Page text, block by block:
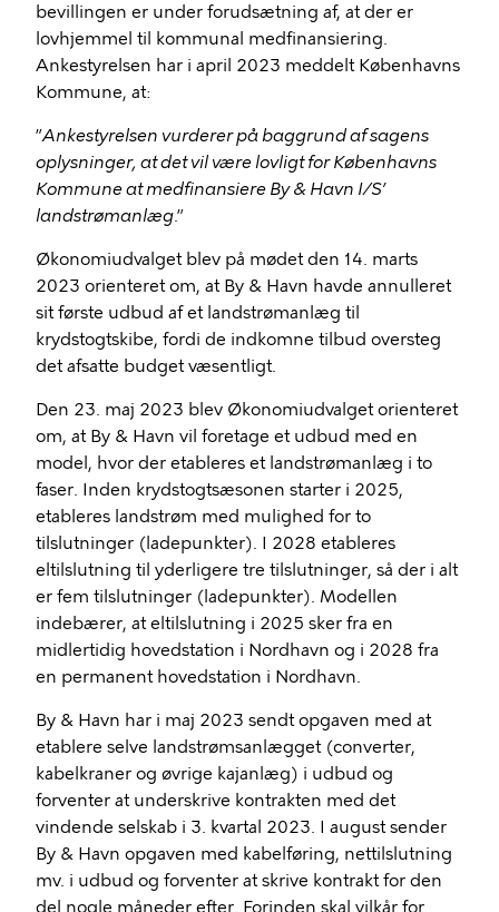
bevillingen er under forudsætning af, at der er
lovhjemmel til kommunal medfinansiering.
Ankestyrelsen har i april 2023 meddelt Københavns
Kommune, at:
”Ankestyrelsen vurderer på baggrund af sagens
oplysninger, at det vil være lovligt for Københavns
Kommune at medfinansiere By & Havn I/S’
landstrømanlæg.”
Økonomiudvalget blev på mødet den 14. marts
2023 orienteret om, at By & Havn havde annulleret
sit første udbud af et landstrømanlæg til
krydstogtskibe, fordi de indkomne tilbud oversteg
det afsatte budget væsentligt.
Den 23. maj 2023 blev Økonomiudvalget orienteret
om, at By & Havn vil foretage et udbud med en
model, hvor der etableres et landstrømanlæg i to
faser. Inden krydstogtsæsonen starter i 2025,
etableres landstrøm med mulighed for to
tilslutninger (ladepunkter). I 2028 etableres
eltilslutning til yderligere tre tilslutninger, så der i alt
er fem tilslutninger (ladepunkter). Modellen
indebærer, at eltilslutning i 2025 sker fra en
midlertidig hovedstation i Nordhavn og i 2028 fra
en permanent hovedstation i Nordhavn.
By & Havn har i maj 2023 sendt opgaven med at
etablere selve landstrømsanlægget (converter,
kabelkraner og øvrige kajanlæg) i udbud og
forventer at underskrive kontrakten med det
vindende selskab i 3. kvartal 2023. I august sender
By & Havn opgaven med kabelføring, nettilslutning
mv. i udbud og forventer at skrive kontrakt for den
del nogle måneder efter. Forinden skal vilkår for